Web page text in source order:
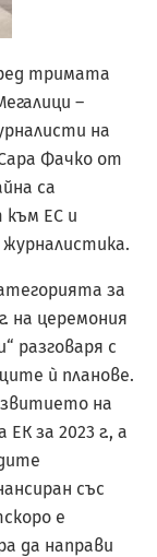
тримата
–
на
Фачко от
са
към ЕС и
за
на церемония
разговаря с
ѝ планове.
на
за 2023 г., а
със
е
да направи